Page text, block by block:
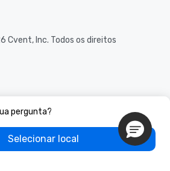
pergunta?
Selecionar local
Inc. Todos os direitos